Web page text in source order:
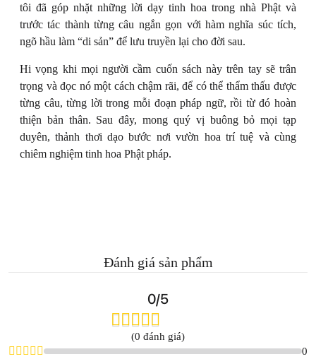
tôi đã góp nhặt những lời dạy tinh hoa trong nhà Phật và
trước tác thành từng câu ngắn gọn với hàm nghĩa súc tích,
ngõ hầu làm “di sản” để lưu truyền lại cho đời sau.
Hi vọng khi mọi người cầm cuốn sách này trên tay sẽ trân
trọng và đọc nó một cách chậm rãi, để có thể thẩm thấu được
từng câu, từng lời trong mỗi đoạn pháp ngữ, rồi từ đó hoàn
thiện bản thân. Sau đây, mong quý vị buông bỏ mọi tạp
duyên, thảnh thơi dạo bước nơi vườn hoa trí tuệ và cùng
chiêm nghiệm tinh hoa Phật pháp.
Đánh giá sản phẩm
0/5
(0 đánh giá)
0